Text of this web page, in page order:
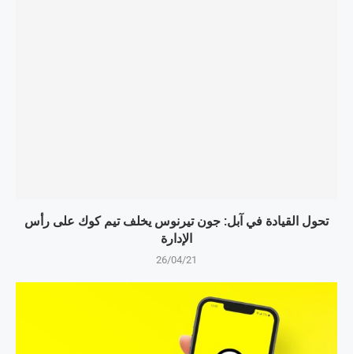
تحول القيادة في آبل: جون تيرنوس يخلف تيم كوك على رأس
الإدارة
26/04/21